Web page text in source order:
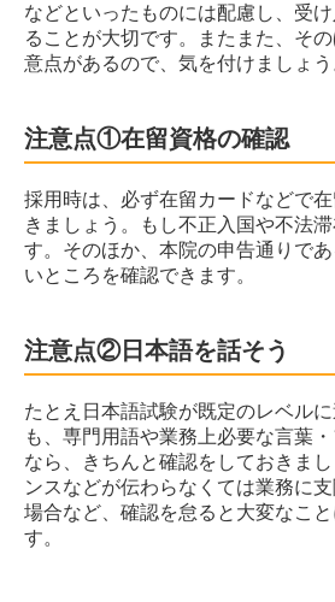
などといったものには配慮し、受
ることが大切です。またまた、そ
意点があるので、気を付けましょう
注意点①在留資格の確認
採用時は、必ず在留カードなどで
きましょう。もし不正入国や不法
す。そのほか、本院の申告通りで
いところを確認できます。
注意点②日本語を話そう
たとえ日本語試験が既定のレベル
も、専門用語や業務上必要な言葉
なら、きちんと確認をしておきま
ンスなどが伝わらなくては業務に
場合など、確認を怠ると大変なこ
す。